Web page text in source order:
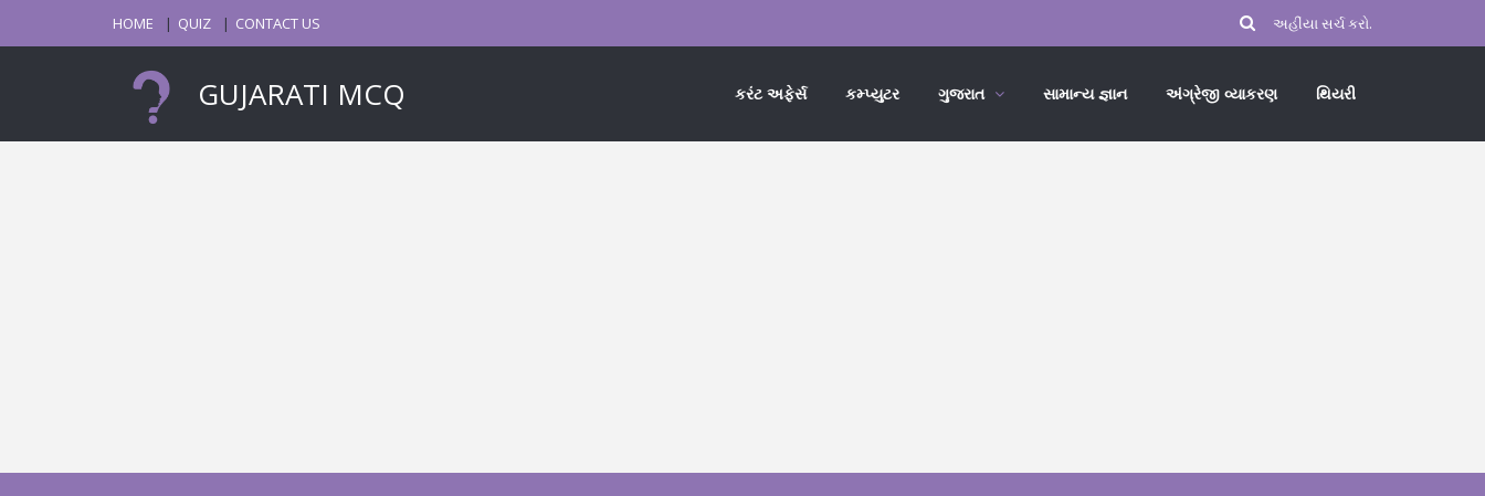
HOME QUIZ CONTACT US
GUJARATI MCQ કરંટ અફેર્સ કમ્પ્યુટર ગુજરાત સામાન્ય જ્ઞાન અંગ્રેજી વ્યાકરણ થિયરી